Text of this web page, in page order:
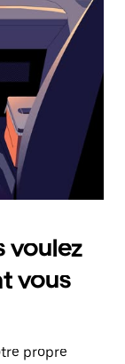
voulez
vous
propre